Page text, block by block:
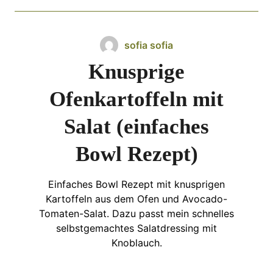
sofia sofia
Knusprige
Ofenkartoffeln mit
Salat (einfaches
Bowl Rezept)
Einfaches Bowl Rezept mit knusprigen
Kartoffeln aus dem Ofen und Avocado-
Tomaten-Salat. Dazu passt mein schnelles
selbstgemachtes Salatdressing mit
Knoblauch.